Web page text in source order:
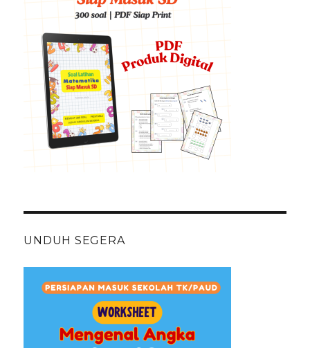
UNDUH SEGERA